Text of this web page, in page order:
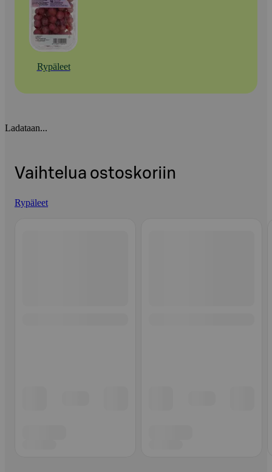
Rypäleet
Ladataan...
Vaihtelua ostoskoriin
Rypäleet